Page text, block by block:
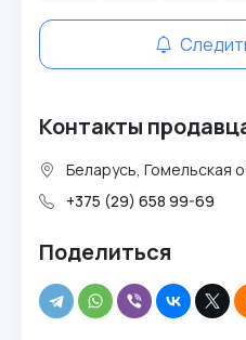
Контакты
Беларусь, Гомельская
+375 (29) 658 99-69
Поделиться